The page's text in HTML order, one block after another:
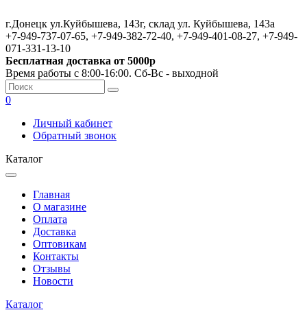
г.Донецк ул.Куйбышева, 143г, склад ул. Куйбышева, 143а
+7-949-737-07-65, +7-949-382-72-40, +7-949-401-08-27, +7-949-
071-331-13-10
Бесплатная доставка от 5000р
Время работы с 8:00-16:00. Сб-Вс - выходной
0
Личный кабинет
Обратный звонок
Каталог
Главная
О магазине
Оплата
Доставка
Оптовикам
Контакты
Отзывы
Новости
Каталог